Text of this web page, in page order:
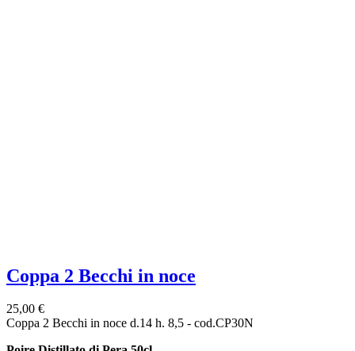
Coppa 2 Becchi in noce
25,00 €
Coppa 2 Becchi in noce d.14 h. 8,5 - cod.CP30N